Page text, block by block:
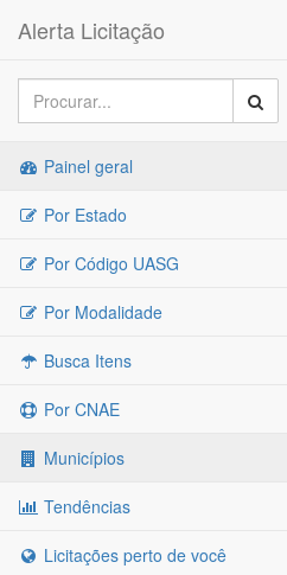
Alerta Licitação
Painel geral
Por Estado
Por Código UASG
Por Modalidade
Busca Itens
Por CNAE
Municípios
Tendências
Licitações perto de você